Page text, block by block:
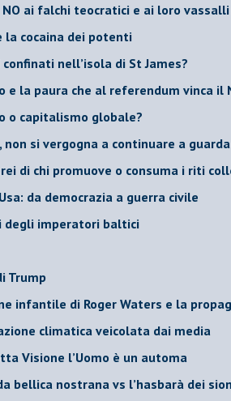
NO ai falchi teocratici e ai loro vassalli
la cocaina dei potenti
nell’isola di St James?
e la paura che al referendum vinca il
o capitalismo globale?
non si vergogna a continuare a
di chi promuove o consuma i riti
da democrazia a guerra civile
degli imperatori baltici
Trump
infantile di Roger Waters e la
climatica veicolata dai media
Visione l’Uomo è un automa
bellica nostrana vs l’hasbarà dei